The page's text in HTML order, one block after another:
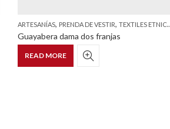
ARTESANÍAS, PRENDA DE VESTIR, TEXTILES ETNICOS Y ESTILIZADOS
Guayabera dama dos franjas
READ MORE